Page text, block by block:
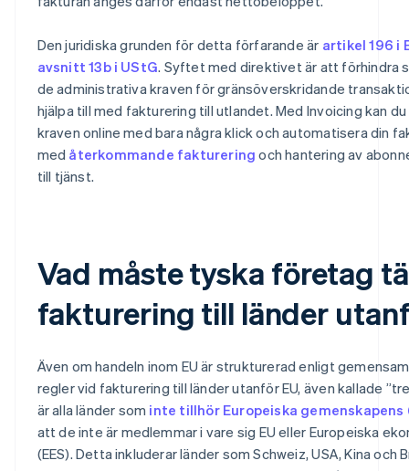
Den juridiska grunden för detta förfarande är artikel 196 i
avsnitt 13b i UStG. Syftet med direktivet är att förhindra
de administrativa kraven för gränsöverskridande
hjälpa till med fakturering till utlandet. Med Invoicing kan
kraven online med bara några klick och automatisera din
med återkommande fakturering och hantering av
till tjänst.
Vad måste tyska företag
fakturering till länder
Även om handeln inom EU är strukturerad enligt
regler vid fakturering till länder utanför EU, även kallade
är alla länder som inte tillhör Europeiska gemenskapens
att de inte är medlemmar i vare sig EU eller Europeiska
(EES). Detta inkluderar länder som Schweiz, USA, Kina och